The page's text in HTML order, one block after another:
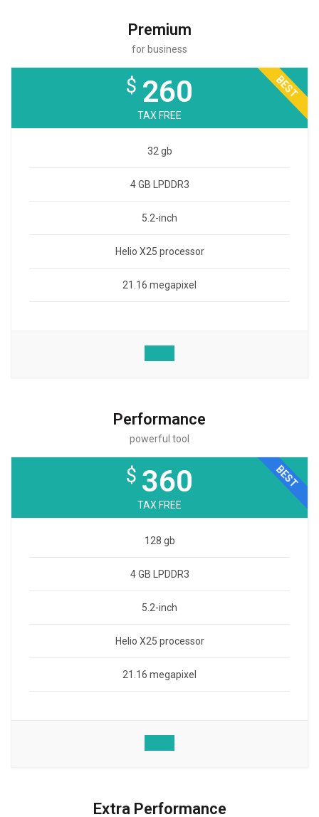
Premium
for business
BEST
$ 260
TAX FREE
32 gb
4 GB LPDDR3
5.2-inch
Helio X25 processor
21.16 megapixel
Performance
powerful tool
BEST
$ 360
TAX FREE
128 gb
4 GB LPDDR3
5.2-inch
Helio X25 processor
21.16 megapixel
Extra Performance